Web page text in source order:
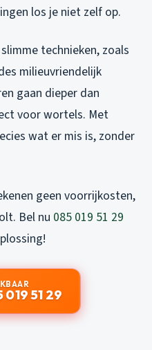
los je niet zelf op.
technieken, zoals
milieuvriendelijk
gaan dieper dan
voor wortels. Met
wat er mis is, zonder
geen voorrijkosten,
Bel nu 085 019 51 29
019 51 29